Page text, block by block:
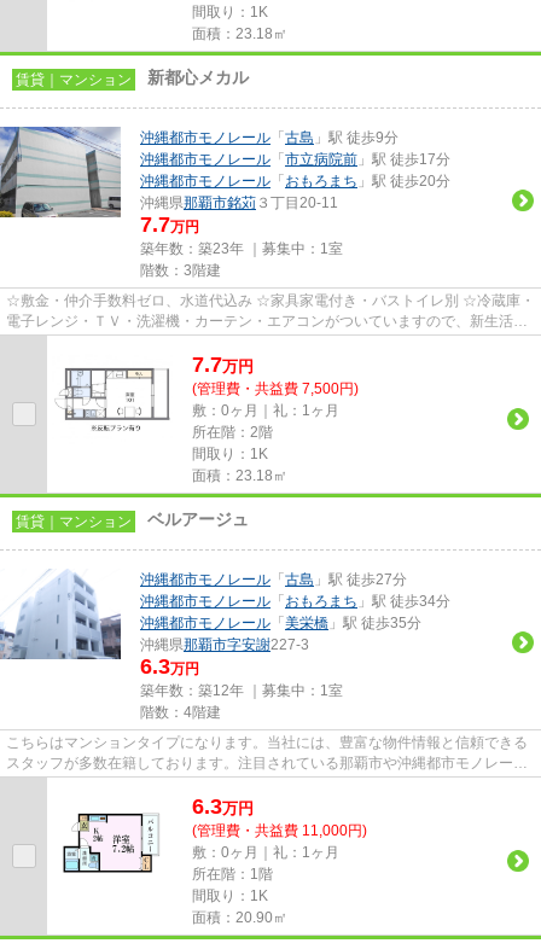
間取り：1K
面積：23.18㎡
賃貸｜マンション 新都心メカル
沖縄都市モノレール 「 古島 」駅 徒歩9分
沖縄都市モノレール 「 市立病院前 」駅 徒歩17分
沖縄都市モノレール 「 おもろまち 」駅 徒歩20分
沖縄県那覇市銘苅 ３丁目20-11
7.7万円
築年数：築23年 ｜募集中： 1室
階数：3階建
☆敷金・仲介手数料ゼロ、水道代込み ☆家具家電付き・バストイレ別 ☆冷蔵庫・
電子レンジ・ＴＶ・洗濯機・カーテン・エアコンがついていますので、新生活が
7.7万円
(管理費・共益費 7,500円)
敷：0ヶ月｜礼：1ヶ月
所在階：2階
間取り：1K
面積：23.18㎡
賃貸｜マンション ベルアージュ
沖縄都市モノレール 「 古島 」駅 徒歩27分
沖縄都市モノレール 「 おもろまち 」駅 徒歩34分
沖縄都市モノレール 「 美栄橋 」駅 徒歩35分
沖縄県那覇市字安謝227-3
6.3万円
築年数：築12年 ｜募集中： 1室
階数：4階建
こちらはマンションタイプになります。当社には、豊富な物件情報と信頼できる
スタッフが多数在籍しております。注目されている那覇市や沖縄都市モノレール
6.3万円
(管理費・共益費 11,000円)
敷：0ヶ月｜礼：1ヶ月
所在階：1階
間取り：1K
面積：20.90㎡